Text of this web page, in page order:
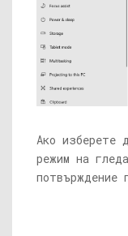
Ако изберете
режим на
потвърждение